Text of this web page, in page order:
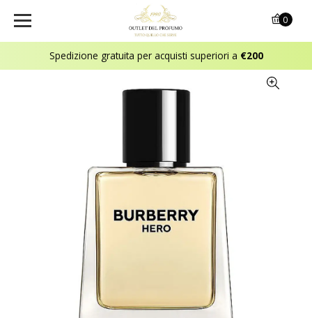
Spedizione gratuita per acquisti superiori a €200
0